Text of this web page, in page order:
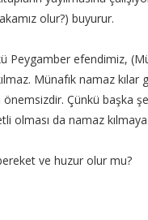
olur?) buyurur.
Peygamber efendimiz,
Münafık namaz kılar
Çünkü başka
olması da namaz kılmaya
ve huzur olur mu?